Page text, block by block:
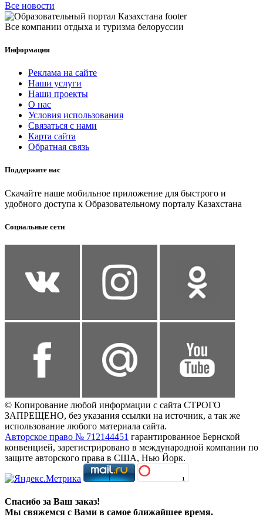
Все новости
Все компании отдыха и туризма белоруссии
Информация
Реклама на сайте
Наши услуги
Наши проекты
О нас
Условия использования
Связаться с нами
Карта сайта
Обратная связь
Поддержите нас
Скачайте наше мобильное приложение для быстрого и
удобного доступа к Образовательному порталу Казахстана
Социальные сети
© Копирование любой информации с сайта СТРОГО
ЗАПРЕЩЕНО, без указания ссылки на источник, а так же
использование любого материала сайта.
Авторское право № 712144451 гарантированное Бернской
конвенцией, зарегистрировано в международной компании по
защите авторского права в США, Нью Йорк.
Спасибо за Ваш заказ!
Мы свяжемся с Вами в самое ближайшее время.